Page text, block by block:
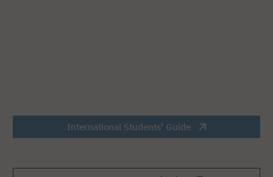
International Students’ Guide